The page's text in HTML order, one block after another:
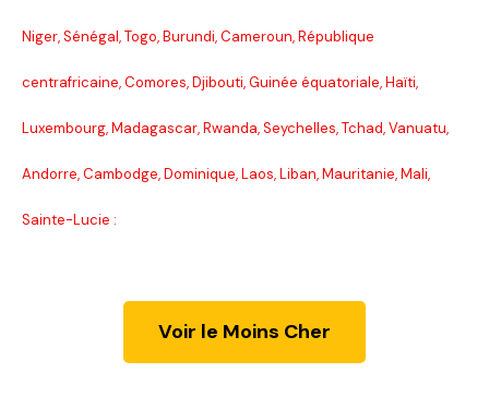
Niger, Sénégal, Togo, Burundi, Cameroun, République
centrafricaine, Comores, Djibouti, Guinée équatoriale, Haïti,
Luxembourg, Madagascar, Rwanda, Seychelles, Tchad, Vanuatu,
Andorre, Cambodge, Dominique, Laos, Liban, Mauritanie, Mali,
Sainte-Lucie :
Voir le Moins Cher